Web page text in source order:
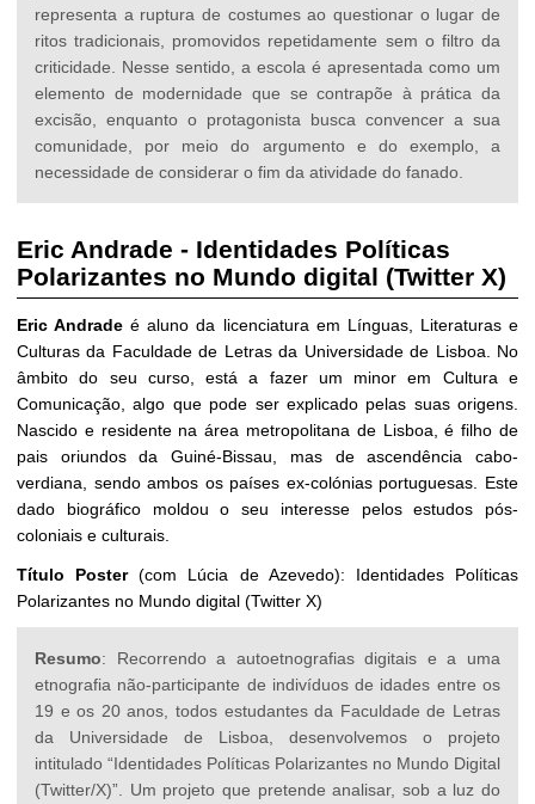
representa a ruptura de costumes ao questionar o lugar de
ritos tradicionais, promovidos repetidamente sem o filtro da
criticidade. Nesse sentido, a escola é apresentada como um
elemento de modernidade que se contrapõe à prática da
excisão, enquanto o protagonista busca convencer a sua
comunidade, por meio do argumento e do exemplo, a
necessidade de considerar o fim da atividade do fanado.
Eric Andrade - Identidades Políticas
Polarizantes no Mundo digital (Twitter X)
Eric Andrade é aluno da licenciatura em Línguas, Literaturas e
Culturas da Faculdade de Letras da Universidade de Lisboa. No
âmbito do seu curso, está a fazer um minor em Cultura e
Comunicação, algo que pode ser explicado pelas suas origens.
Nascido e residente na área metropolitana de Lisboa, é filho de
pais oriundos da Guiné-Bissau, mas de ascendência cabo-
verdiana, sendo ambos os países ex-colónias portuguesas. Este
dado biográfico moldou o seu interesse pelos estudos pós-
coloniais e culturais.
Título Poster(com Lúcia de Azevedo): Identidades Políticas
Polarizantes no Mundo digital (Twitter X)
Resumo: Recorrendo a autoetnografias digitais e a uma
etnografia não-participante de indivíduos de idades entre os
19 e os 20 anos, todos estudantes da Faculdade de Letras
da Universidade de Lisboa, desenvolvemos o projeto
intitulado “Identidades Políticas Polarizantes no Mundo Digital
(Twitter/X)”. Um projeto que pretende analisar, sob a luz do